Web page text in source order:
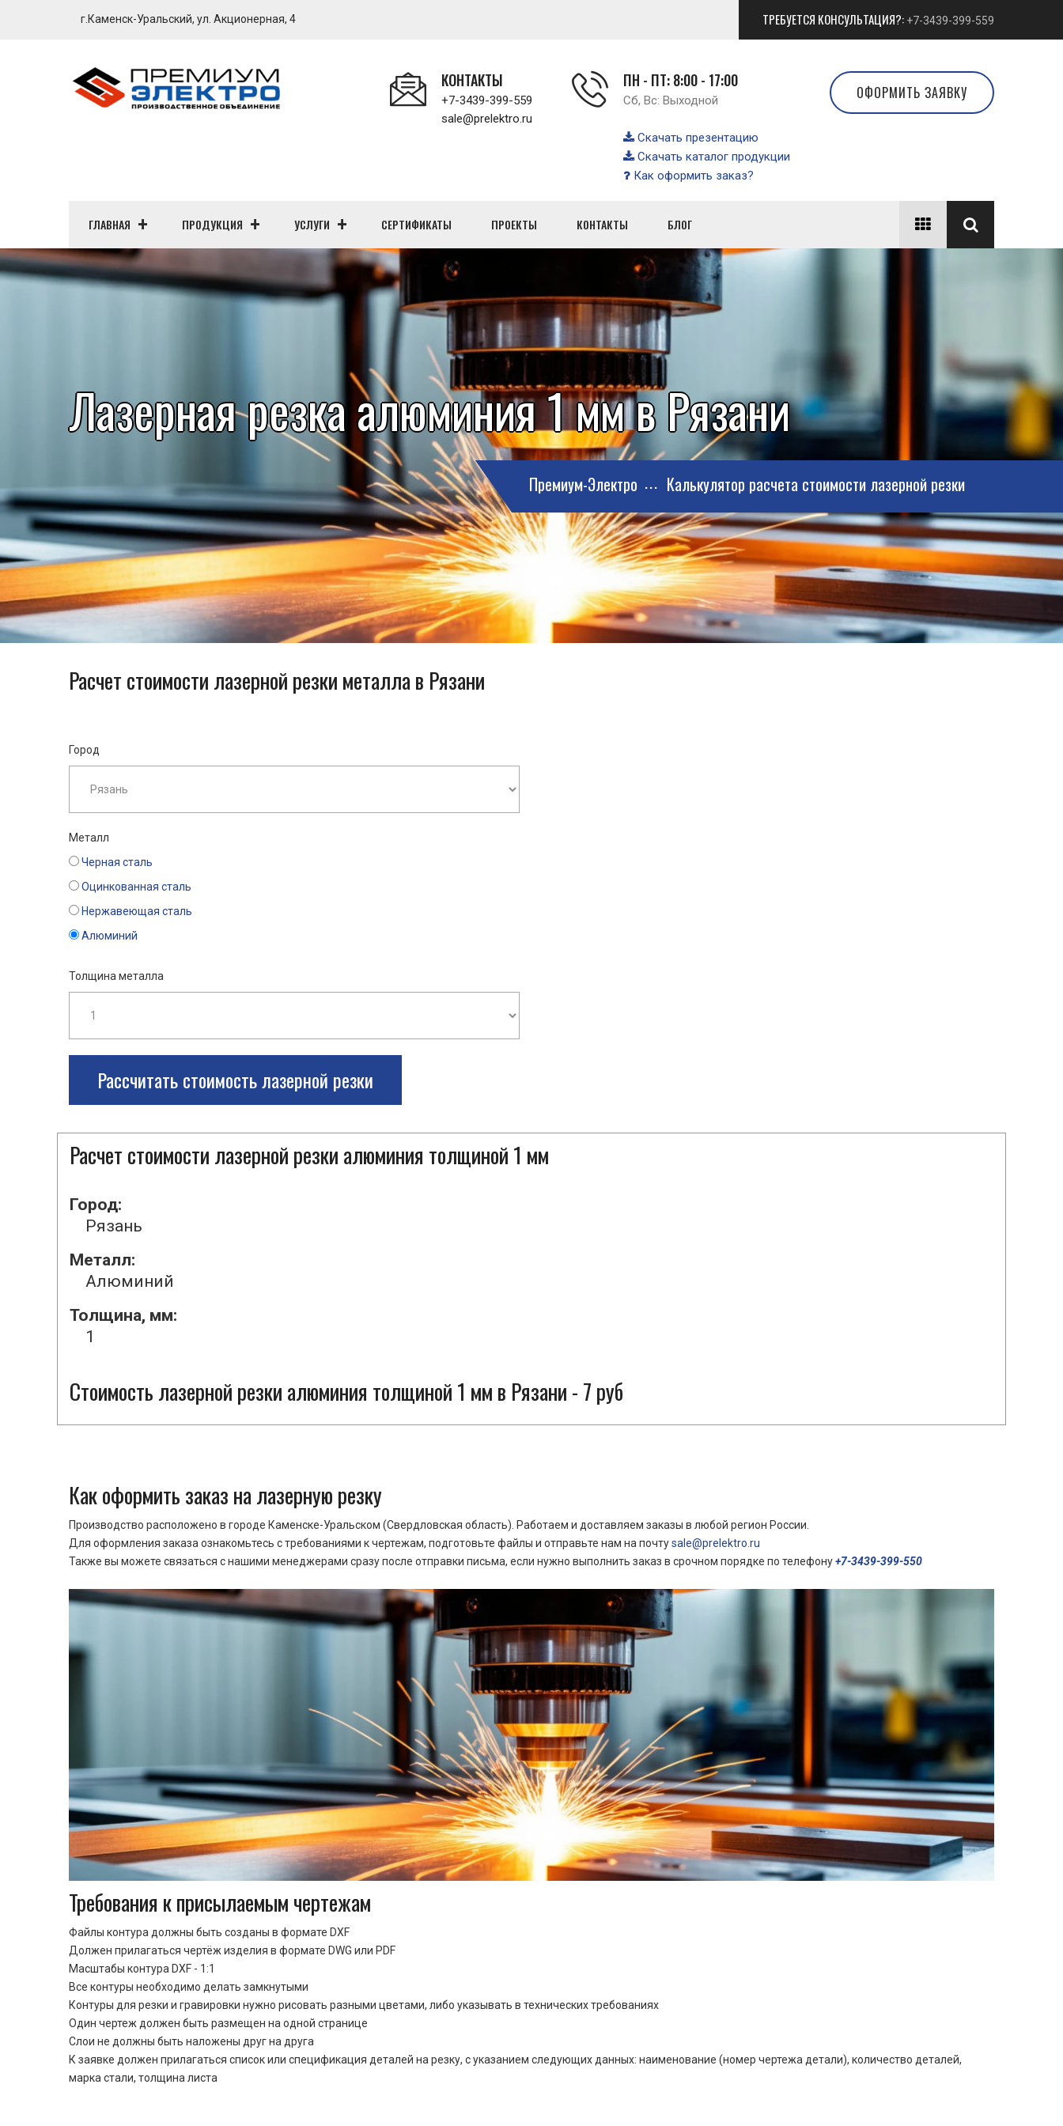
г.Каменск-Уральский, ул. Акционерная, 4 ТРЕБУЕТСЯ КОНСУЛЬТАЦИЯ?: +7-3439-399-559
КОНТАКТЫ
+7-3439-399-559
sale@prelektro.ru
ПН - ПТ: 8:00 - 17:00
Сб, Вс: Выходной
Скачать презентацию
Скачать каталог продукции
Как оформить заказ?
ОФОРМИТЬ ЗАЯВКУ
ГЛАВНАЯ ПРОДУКЦИЯ УСЛУГИ СЕРТИФИКАТЫ ПРОЕКТЫ КОНТАКТЫ БЛОГ
Лазерная резка алюминия 1 мм в Рязани
Премиум-Электро Калькулятор расчета стоимости лазерной резки
Расчет стоимости лазерной резки металла в Рязани
Город
Металл
Черная сталь
Оцинкованная сталь
Нержавеющая сталь
Алюминий
Толщина металла
Рассчитать стоимость лазерной резки
Расчет стоимости лазерной резки алюминия толщиной 1 мм
Город:
Рязань
Металл:
Алюминий
Толщина, мм:
1
Стоимость лазерной резки алюминия толщиной 1 мм в Рязани - 7 руб
Как оформить заказ на лазерную резку
Производство расположено в городе Каменске-Уральском (Свердловская область). Работаем и доставляем заказы в любой регион России.
Для оформления заказа ознакомьтесь с требованиями к чертежам, подготовьте файлы и отправьте нам на почтуsale@prelektro.ru
Также вы можете связаться с нашими менеджерами сразу после отправки письма, если нужно выполнить заказ в срочном порядке по телефону+7-3439-399-550
Требования к присылаемым чертежам
Файлы контура должны быть созданы в формате DXF
Должен прилагаться чертёж изделия в формате DWG или PDF
Масштабы контура DXF - 1:1
Все контуры необходимо делать замкнутыми
Контуры для резки и гравировки нужно рисовать разными цветами, либо указывать в технических требованиях
Один чертеж должен быть размещен на одной странице
Cлои не должны быть наложены друг на друга
К заявке должен прилагаться список или спецификация деталей на резку, с указанием следующих данных: наименование (номер чертежа детали), количество деталей,
марка стали, толщина листа